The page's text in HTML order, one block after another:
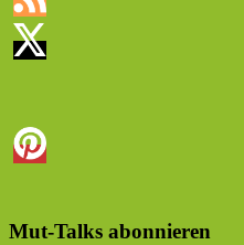
Mut-Talks abonnieren